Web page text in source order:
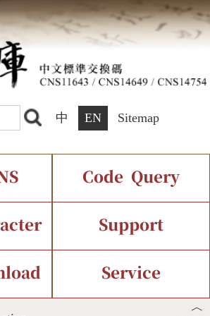
中 EN Sitemap
Current Status
Status
Code Query
Query
Support
Display Service
︿